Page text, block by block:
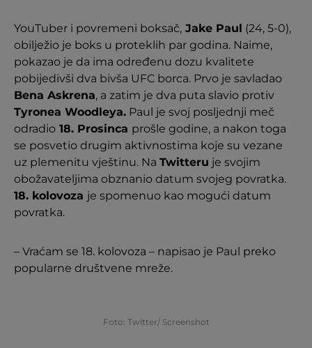
YouTuber i povremeni boksač, Jake Paul (24, 5-0),
obilježio je boks u proteklih par godina. Naime,
pokazao je da ima određenu dozu kvalitete
pobijedivši dva bivša UFC borca. Prvo je savladao
Bena Askrena, a zatim je dva puta slavio protiv
Tyronea Woodleya. Paul je svoj posljednji meč
odradio 18. Prosinca prošle godine, a nakon toga
se posvetio drugim aktivnostima koje su vezane
uz plemenitu vještinu. Na Twitteru je svojim
obožavateljima obznanio datum svojeg povratka.
18. kolovoza je spomenuo kao mogući datum
povratka.
– Vraćam se 18. kolovoza – napisao je Paul preko
popularne društvene mreže.
Foto: Twitter/ Screenshot